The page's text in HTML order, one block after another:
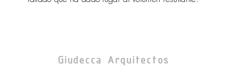
Giudecca Arquitectos